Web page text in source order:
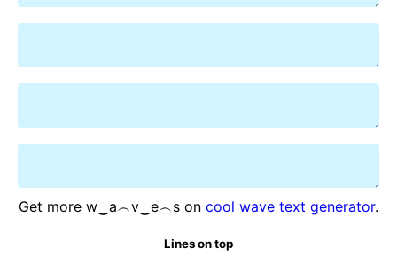
Get more w‿a︵v‿e︵s on cool wave text generator.
Lines on top